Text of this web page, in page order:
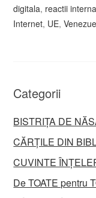
digitala, reactii
Internet, UE,
Categorii
BISTRIȚA DE
CĂRȚILE DIN
CUVINTE
De TOATE pentru